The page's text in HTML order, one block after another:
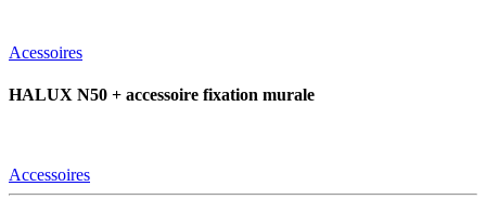
Acessoires
HALUX N50 + accessoire fixation murale
Accessoires